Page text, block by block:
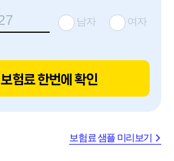
남자 여자
보험료 한번에 확인
보험료 샘플 미리보기